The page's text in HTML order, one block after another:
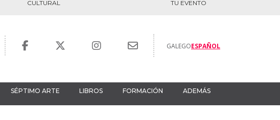
CULTURAL
TU EVENTO
GALEGOESPAÑOL
SÉPTIMO ARTE LIBROS FORMACIÓN ADEMÁS